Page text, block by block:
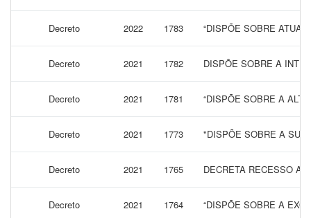
Decreto 2022 1783 “DISPÕE SOBRE
Decreto 2021 1782 DISPÕE SOBRE A
Decreto 2021 1781 “DISPÕE SOBRE A
Decreto 2021 1773 "DISPÕE SOBRE A
Decreto 2021 1765 DECRETA RECESSO
Decreto 2021 1764 “DISPÕE SOBRE A